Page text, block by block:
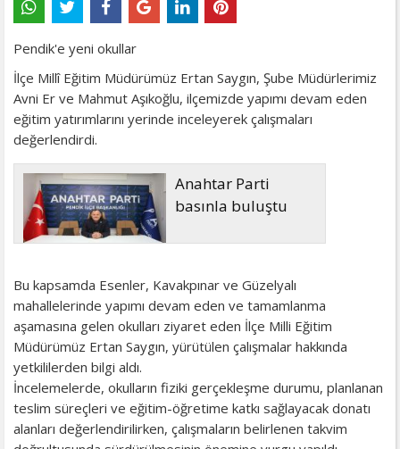
Pendik'e yeni okullar
İlçe Millî Eğitim Müdürümüz Ertan Saygın, Şube Müdürlerimiz
Avni Er ve Mahmut Aşıkoğlu, ilçemizde yapımı devam eden
eğitim yatırımlarını yerinde inceleyerek çalışmaları
değerlendirdi.
Anahtar Parti
basınla buluştu
Bu kapsamda Esenler, Kavakpınar ve Güzelyalı
mahallelerinde yapımı devam eden ve tamamlanma
aşamasına gelen okulları ziyaret eden İlçe Milli Eğitim
Müdürümüz Ertan Saygın, yürütülen çalışmalar hakkında
yetkililerden bilgi aldı.
İncelemelerde, okulların fiziki gerçekleşme durumu, planlanan
teslim süreçleri ve eğitim-öğretime katkı sağlayacak donatı
alanları değerlendirilirken, çalışmaların belirlenen takvim